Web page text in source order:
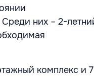
них – 2-
комплекс и 7